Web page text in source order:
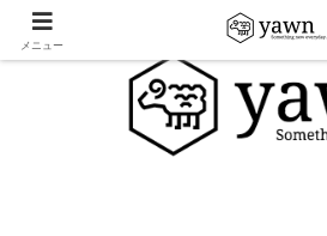
メニュー